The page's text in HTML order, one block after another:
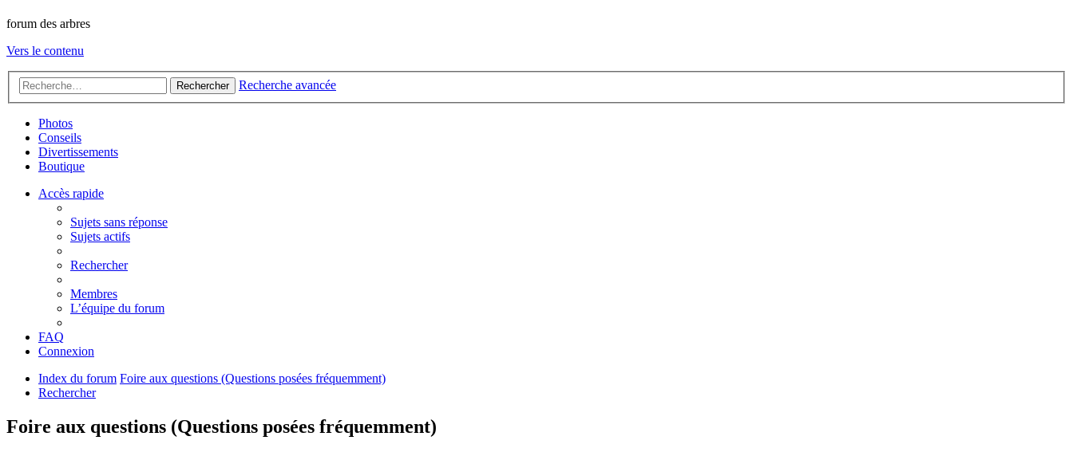
forum des arbres
Vers le contenu
Rechercher Recherche avancée
Photos
Conseils
Divertissements
Boutique
Accès rapide
Sujets sans réponse
Sujets actifs
Rechercher
Membres
L’équipe du forum
FAQ
Connexion
Index du forum Foire aux questions (Questions posées fréquemment)
Rechercher
Foire aux questions (Questions posées fréquemment)